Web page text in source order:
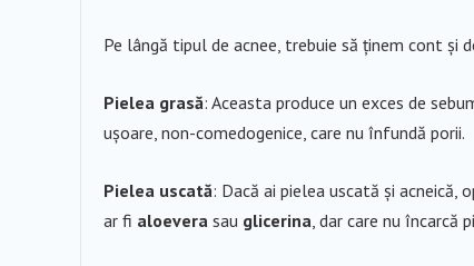
Pe lângă tipul de acnee, trebuie să ținem cont și
Pielea grasă: Aceasta produce un exces de
ușoare, non-comedogenice, care nu înfundă porii.
Pielea uscată: Dacă ai pielea uscată și
ar fi aloevera sau glicerina, dar care nu încarcă